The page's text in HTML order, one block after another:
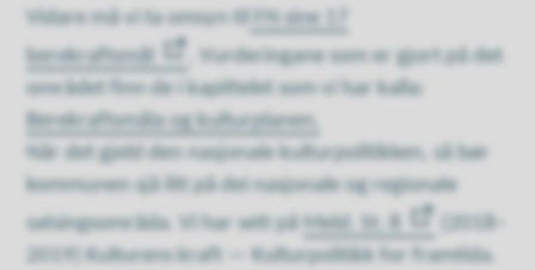
Vidare må vi ta omsyn til
FN sine 17
berekraftsmål
. Vurderingane som er gjort på det
området finn de i kapittelet som vi har kalla:
Berekraftsmåla og kulturplanen.
Når det gjeld den nasjonale kulturpolitikken, så bør
kommunen sjå litt på dei nasjonale og regionale
satsingsområda. Vi har sett på
Meld. St. 8
(2018–
2019) Kulturens kraft — Kulturpolitikk for framtida.